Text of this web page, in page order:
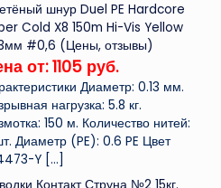
шнур Duel PE Hardcore
Cold X8 150m Hi-Vis Yellow
#0,6 (Цены, отзывы)
от: 1105 руб.
Диаметр: 0.13 мм.
нагрузка: 5.8 кг.
150 м. Количество нитей:
Диаметр (PE): 0.6 PE Цвет
Y […]